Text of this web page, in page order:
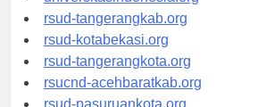
universitasindonesia.org
rsud-tangerangkab.org
rsud-kotabekasi.org
rsud-tangerangkota.org
rsucnd-acehbaratkab.org